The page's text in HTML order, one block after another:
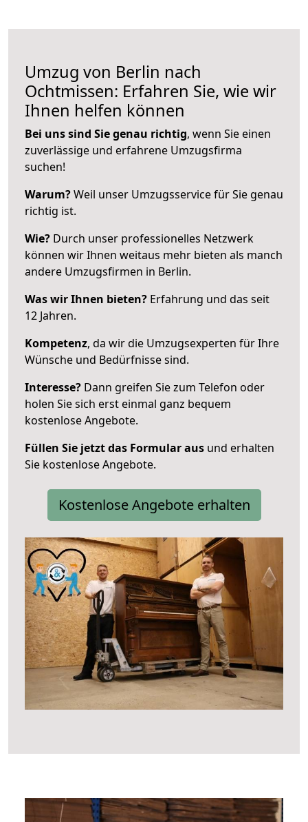
Umzug von Berlin nach
Ochtmissen: Erfahren Sie, wie wir
Ihnen helfen können
Bei uns sind Sie genau richtig, wenn Sie einen
zuverlässige und erfahrene Umzugsfirma
suchen!
Warum?Weil unser Umzugsservice für Sie genau
richtig ist.
Wie? Durch unser professionelles Netzwerk
können wir Ihnen weitaus mehr bieten als manch
andere Umzugsfirmen in Berlin.
Was wir Ihnen bieten? Erfahrung und das seit
12 Jahren.
Kompetenz, da wir die Umzugsexperten für Ihre
Wünsche und Bedürfnisse sind.
Interesse? Dann greifen Sie zum Telefon oder
holen Sie sich erst einmal ganz bequem
kostenlose Angebote.
Füllen Sie jetzt das Formular aus und erhalten
Sie kostenlose Angebote.
Kostenlose Angebote erhalten